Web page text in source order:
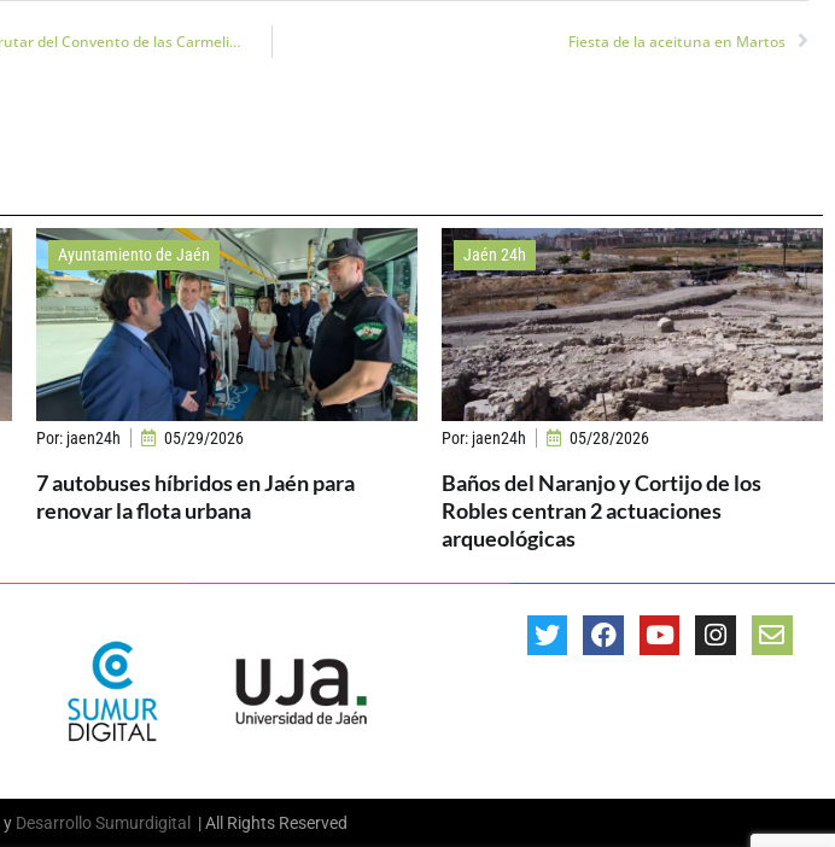
Los fines de semana podremos disfrutar del Convento de las Carmelitas Descalzas Fiesta de la aceituna en Martos
Ayuntamiento de Jaén
Por: jaen24h 05/29/2026
7 autobuses híbridos en Jaén para
renovar la flota urbana
Jaén 24h
Por: jaen24h 05/28/2026
Baños del Naranjo y Cortijo de los
Robles centran 2 actuaciones
arqueológicas
y DesarrolloSumurdigital | All Rights Reserved